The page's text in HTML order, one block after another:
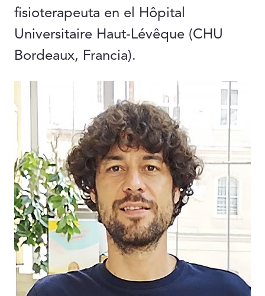
fisioterapeuta en el Hôpital
Universitaire Haut-Lévêque (CHU
Bordeaux, Francia).